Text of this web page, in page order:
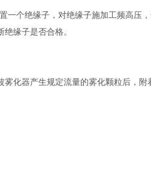
一个绝缘子，对绝缘子施加工频高压
缘子是否合格。
化器产生规定流量的雾化颗粒后，附